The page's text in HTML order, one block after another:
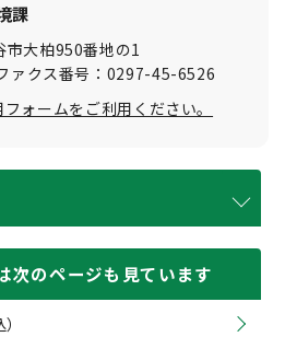
課
大柏950番地の1
ァクス番号：0297-45-6526
ォームをご利用ください。
次のページも見ています